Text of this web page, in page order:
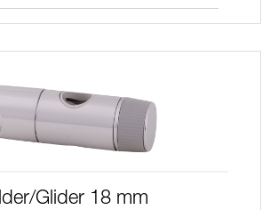
Glider 18 mm